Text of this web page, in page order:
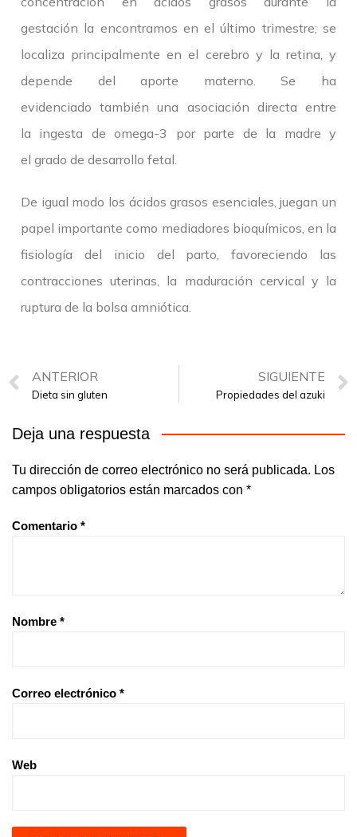
gestación la encontramos en el último trimestre; se
localiza principalmente en el cerebro y la retina, y
depende del aporte materno. Se ha
evidenciado también una asociación directa entre
la ingesta de omega-3 por parte de la madre y
el grado de desarrollo fetal.
De igual modo los ácidos grasos esenciales, juegan un
papel importante como mediadores bioquímicos, en la
fisiología del inicio del parto, favoreciendo las
contracciones uterinas, la maduración cervical y la
ruptura de la bolsa amniótica.
ANTERIOR
Dieta sin gluten
SIGUIENTE
Propiedades del azuki
Deja una respuesta
Tu dirección de correo electrónico no será publicada. Los
campos obligatorios están marcados con *
Comentario *
Nombre *
Correo electrónico *
Web